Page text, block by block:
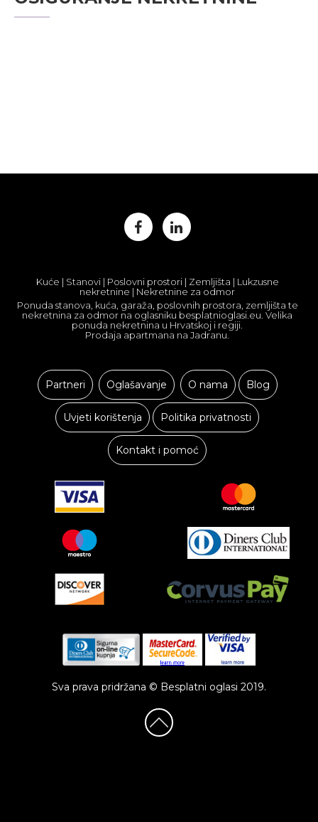
Kuće | Stanovi | Poslovni prostori | Zemljišta | Lukzusne
nekretnine | Nekretnine za odmor
Ponuda stanova, kuća, garaža, poslovnih prostora, zemljišta te
nekretnina za odmor na oglasniku besplatnioglasi.eu. Velika
ponuda nekretnina u Hrvatskoj i regiji.
Prodaja apartmana na Jadranu.
Partneri Oglašavanje O nama Blog
Uvjeti korištenja Politika privatnosti
Kontakt i pomoć
Sva prava pridržana © Besplatni oglasi 2019.